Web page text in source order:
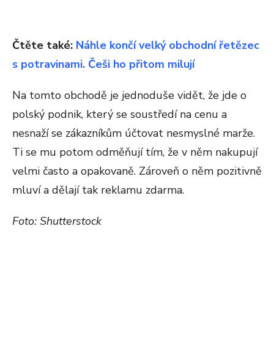
Čtěte také: Náhle končí velký obchodní řetězec
s potravinami. Češi ho přitom milují
Na tomto obchodě je jednoduše vidět, že jde o
polský podnik, který se soustředí na cenu a
nesnaží se zákazníkům účtovat nesmyslné marže.
Ti se mu potom odměňují tím, že v něm nakupují
velmi často a opakovaně. Zároveň o něm pozitivně
mluví a dělají tak reklamu zdarma.
Foto: Shutterstock